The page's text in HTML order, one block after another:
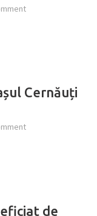
Cernăuți
de